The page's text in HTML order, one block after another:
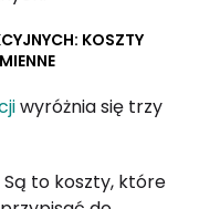
KOSZTY
wyróżnia się trzy
Są to koszty, które